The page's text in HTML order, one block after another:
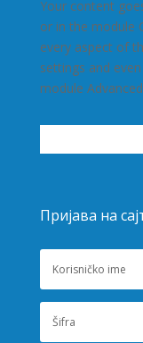
Your content
or in the module
every aspect of
settings and
module
Пријава на